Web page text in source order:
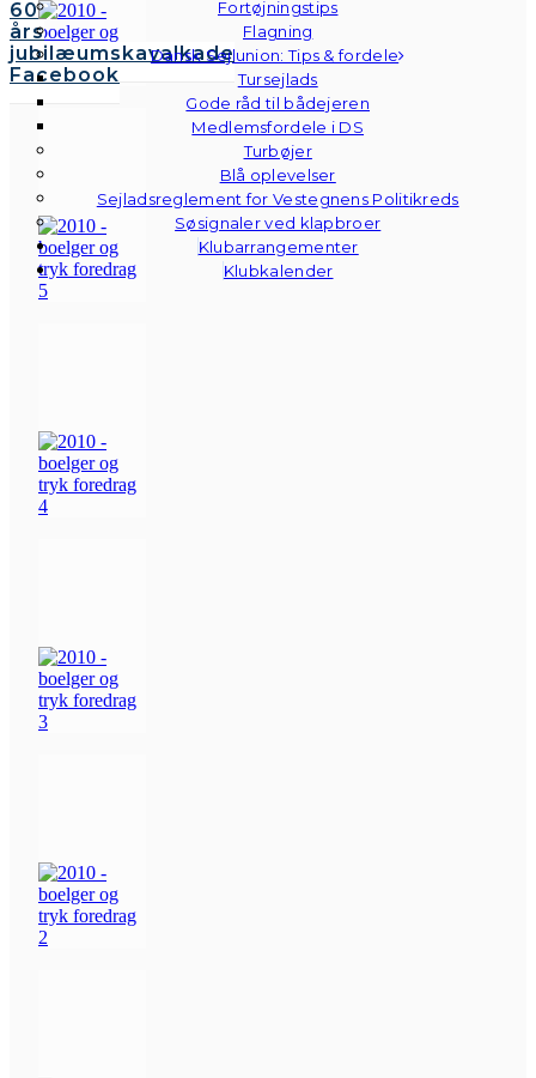
Fortøjningstips
Flagning
Dansk Sejlunion: Tips & fordele
Tursejlads
Gode råd til bådejeren
Medlemsfordele i DS
Turbøjer
Blå oplevelser
Sejladsreglement for Vestegnens Politikreds
Søsignaler ved klapbroer
Klubarrangementer
Klubkalender
60
års
jubilæumskavalkade
Facebook